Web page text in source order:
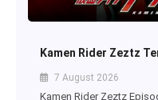
Kamen Rider Zeztz
7 August 2026
Kamen Rider Zeztz